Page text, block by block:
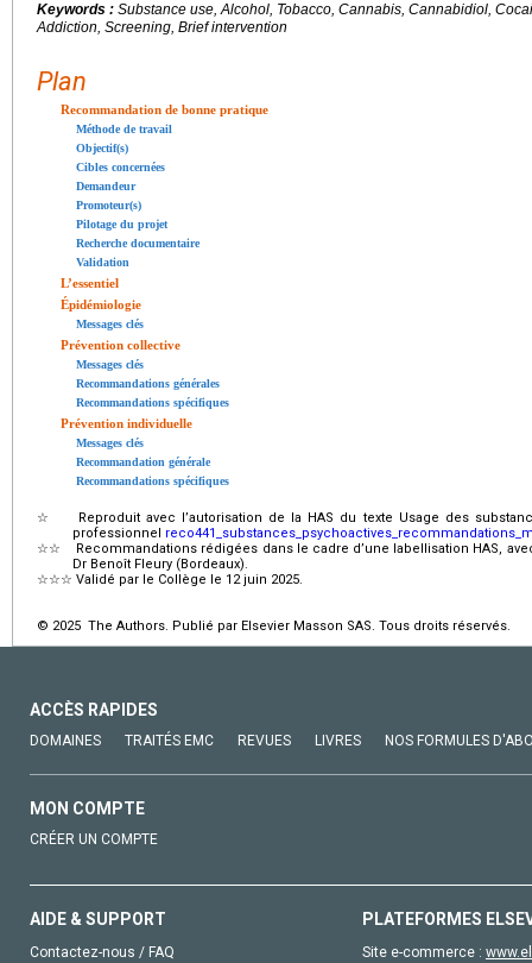
Keywords : Substance use, Alcohol, Tobacco, Cannabis, Cannabidiol,
Addiction, Screening, Brief intervention
Plan
Recommandation de bonne pratique
Méthode de travail
Objectif(s)
Cibles concernées
Demandeur
Promoteur(s)
Pilotage du projet
Recherche documentaire
Validation
L’essentiel
Épidémiologie
Messages clés
Prévention collective
Messages clés
Recommandations générales
Recommandations spécifiques
Prévention individuelle
Messages clés
Recommandation générale
Recommandations spécifiques
☆
Reproduit avec l’autorisation de la HAS du texte Usage des
professionnel
☆☆
Recommandations rédigées dans le cadre d’une labellisation HAS,
Dr Benoît Fleury (Bordeaux).
☆☆☆ Validé par le Collège le 12 juin 2025.
© 2025 The Authors. Publié par Elsevier Masson SAS. Tous droits réservés.
ACCÈS RAPIDES
DOMAINES TRAITÉS EMC REVUES LIVRES NOS FORMULES
MON COMPTE
CRÉER UN COMPTE
AIDE & SUPPORT
Contactez-nous / FAQ
PLATEFORMES
Site e-commerce :